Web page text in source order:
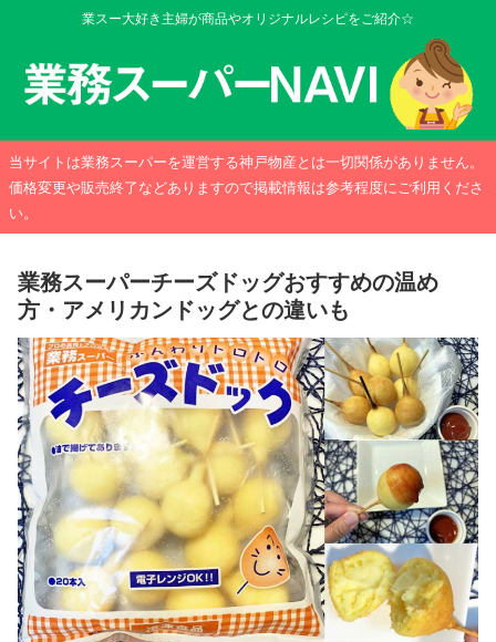
業スー大好き主婦が商品やオリジナルレシピをご紹介☆
当サイトは業務スーパーを運営する神戸物産とは一切関係がありません。
価格変更や販売終了などありますので掲載情報は参考程度にご利用くださ
い。
業務スーパーチーズドッグおすすめの温め
方・アメリカンドッグとの違いも